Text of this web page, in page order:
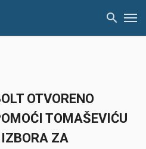
OTVORENO
TOMAŠEVIĆU
IZBORA ZA